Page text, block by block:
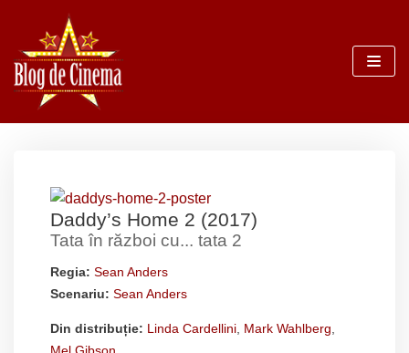
Sari
la
conținut
Daddy’s Home 2 (2017)
Tata în război cu... tata 2
Regia: Sean Anders
Scenariu: Sean Anders
Din distribuție: Linda Cardellini Mark Wahlberg
Mel Gibson